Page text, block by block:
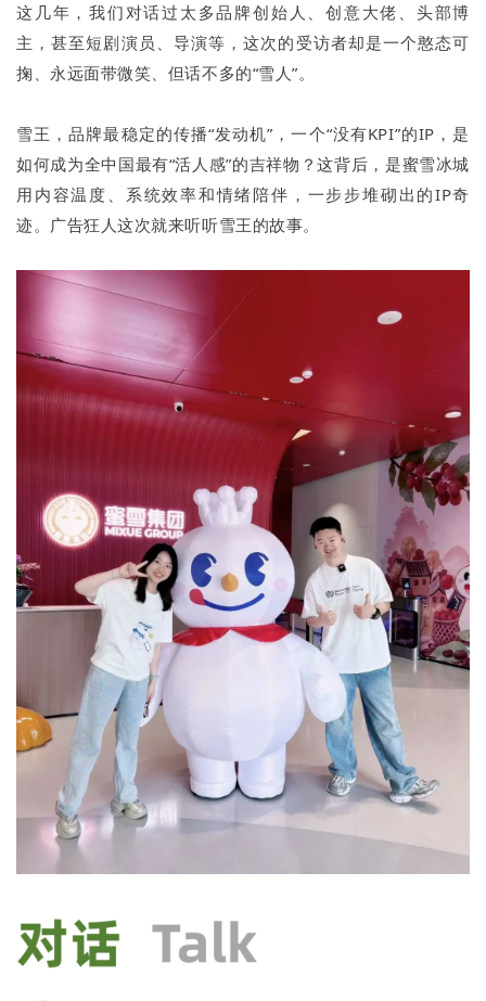
这几年，我们对话过太多品牌创始人、创意大佬、头部博
主，甚至短剧演员、导演等，这次的受访者却是一个憨态可
掬、永远面带微笑、但话不多的“雪人”。
雪王，品牌最稳定的传播“发动机”，一个“没有KPI”的IP，是
如何成为全中国最有“活人感”的吉祥物？这背后，是蜜雪冰城
用内容温度、系统效率和情绪陪伴，一步步堆砌出的IP奇
迹。广告狂人这次就来听听雪王的故事。